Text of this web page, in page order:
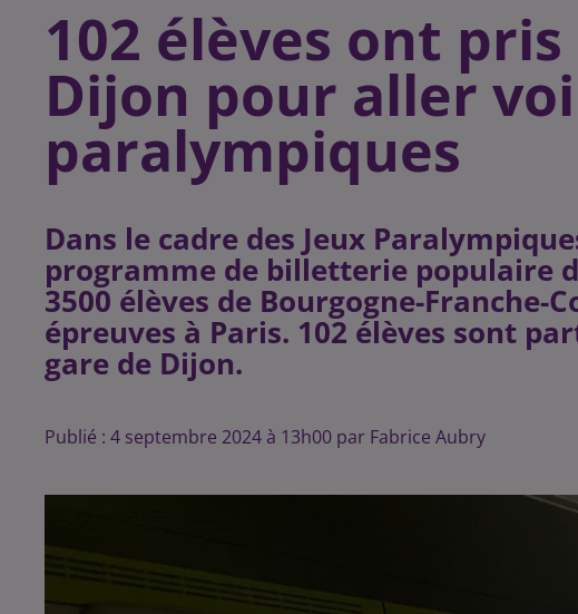
102 élèves ont
Dijon pour aller
paralympiques
Dans le cadre des Jeux
programme de billetterie populaire
3500 élèves de Bourgogne-
épreuves à Paris. 102 élèves sont
gare de Dijon.
Publié : 4 septembre 2024 à 13h00 par Fabrice Aubry